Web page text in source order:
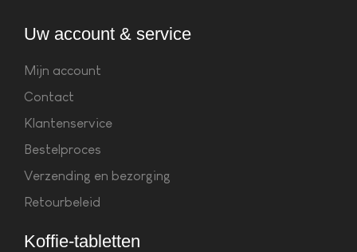
Uw account & service
Mijn account
Contact
Klantenservice
Bestelproces
Verzending en bezorging
Retourbeleid
Koffie-tabletten